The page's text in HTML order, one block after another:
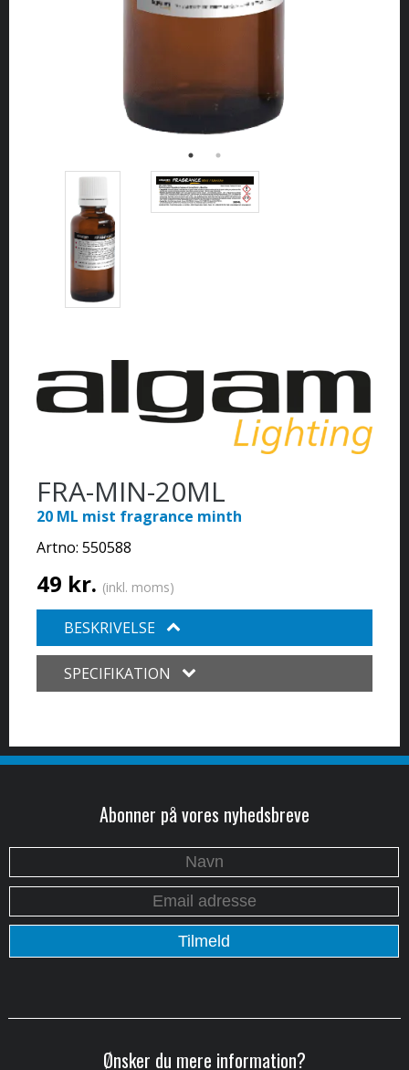
FRA-MIN-20ML
20 ML mist fragrance minth
Artno: 550588
49 kr. (inkl. moms)
BESKRIVELSE
SPECIFIKATION
Abonner på vores nyhedsbreve
Ønsker du mere information?